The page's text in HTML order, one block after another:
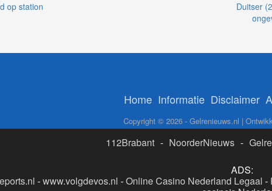
op station
Duitser
Home Informatie Disclaimer
Copyright © 2026 - Gelrenieuws.nl |
112Brabant - NoorderNieuws -
ADS:
-www.volgdevos.nl -Online Casino Nederland Legaal -